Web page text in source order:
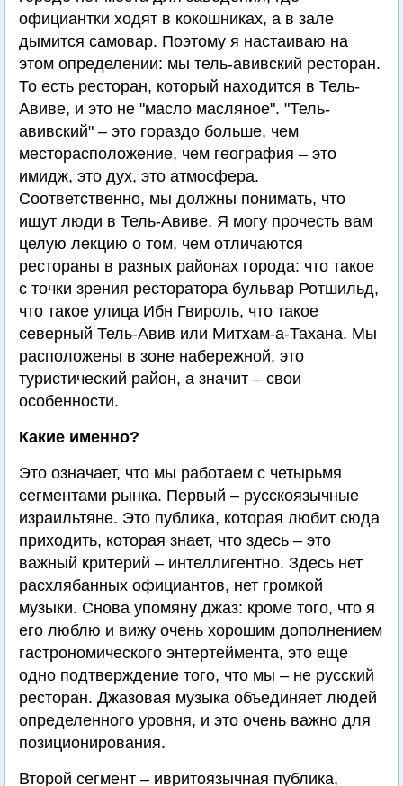
официантки ходят в кокошниках, а в зале
дымится самовар. Поэтому я настаиваю на
этом определении: мы тель-авивский ресторан.
То есть ресторан, который находится в Тель-
Авиве, и это не "масло масляное". "Тель-
авивский" – это гораздо больше, чем
месторасположение, чем география – это
имидж, это дух, это атмосфера.
Соответственно, мы должны понимать, что
ищут люди в Тель-Авиве. Я могу прочесть вам
целую лекцию о том, чем отличаются
рестораны в разных районах города: что такое
с точки зрения ресторатора бульвар Ротшильд,
что такое улица Ибн Гвироль, что такое
северный Тель-Авив или Митхам-а-Тахана. Мы
расположены в зоне набережной, это
туристический район, а значит – свои
особенности.
Какие именно?
Это означает, что мы работаем с четырьмя
сегментами рынка. Первый – русскоязычные
израильтяне. Это публика, которая любит сюда
приходить, которая знает, что здесь – это
важный критерий – интеллигентно. Здесь нет
расхлябанных официантов, нет громкой
музыки. Снова упомяну джаз: кроме того, что я
его люблю и вижу очень хорошим дополнением
гастрономического энтертеймента, это еще
одно подтверждение того, что мы – не русский
ресторан. Джазовая музыка объединяет людей
определенного уровня, и это очень важно для
позиционирования.
Второй сегмент – ивритоязычная публика,